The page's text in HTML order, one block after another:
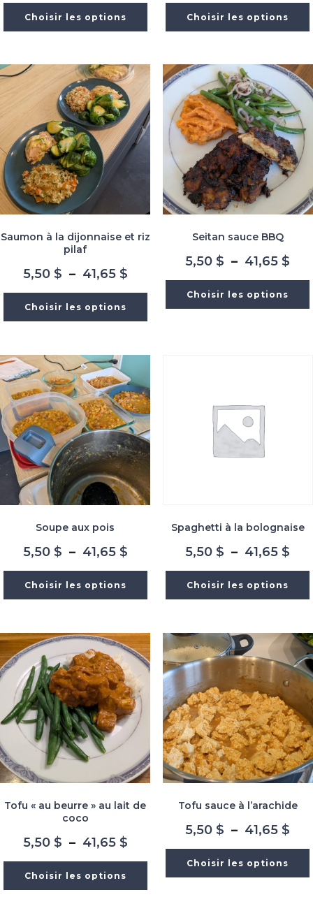
5,50 $
Choisir les options Choisir les options
Saumon à la dijonnaise et riz
pilaf
5,50 $ – 41,65 $Plage
de
5,50 $
Choisir les options
Seitan sauce BBQ
5,50 $ – 41,65 $
de
Choisir les options
Soupe aux pois
5,50 $ – 41,65 $Plage
5,50 $
Choisir les options
Spaghetti à la bolognaise
5,50 $ – 41,65 $
Choisir les options
Tofu « au beurre » au lait de
coco
5,50 $ – 41,65 $Plage
5,50 $
Choisir les options
Tofu sauce à l’arachide
5,50 $ – 41,65 $
Choisir les options